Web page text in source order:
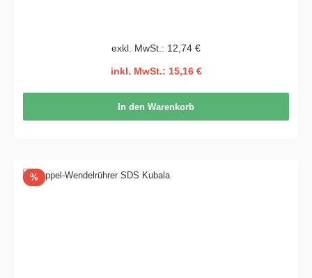
exkl. MwSt.: 12,74 €
inkl. MwSt.: 15,16 €
In den Warenkorb
%Rabatt